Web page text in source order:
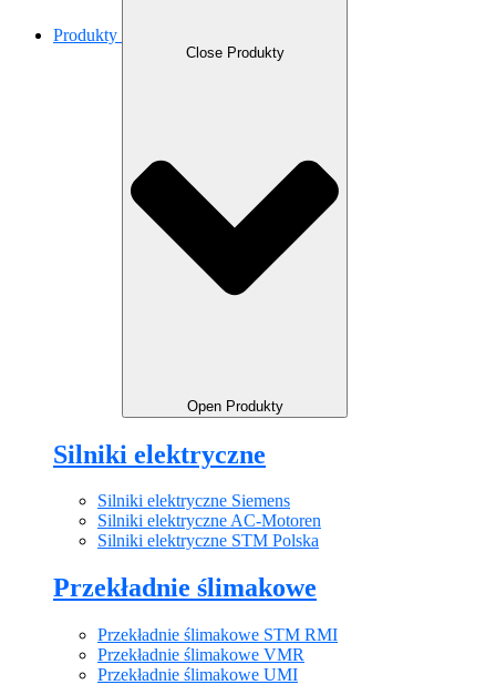
Produkty
Close Produkty
Open Produkty
Silniki elektryczne
Silniki elektryczne Siemens
Silniki elektryczne AC-Motoren
Silniki elektryczne STM Polska
Przekładnie ślimakowe
Przekładnie ślimakowe STM RMI
Przekładnie ślimakowe VMR
Przekładnie ślimakowe UMI